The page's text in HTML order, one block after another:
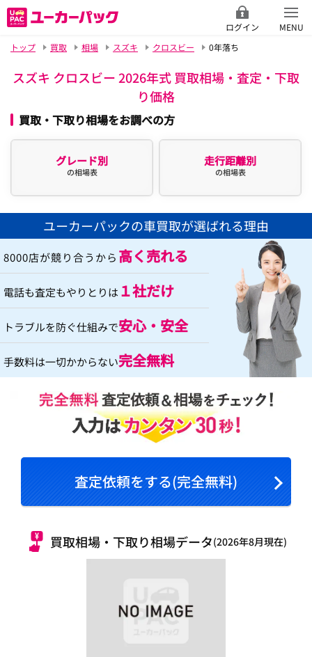
ログイン
MENU
トップ
買取 相場 スズキ クロスビー 0年落ち
スズキ クロスビー 2026年式 買取相場・査定・下取
り価格
買取・下取り相場をお調べの方
グレード別
の相場表
走行距離別
の相場表
ユーカーパックの車買取が選ばれる理由
8000店が競り合うから 高く売れる
電話も査定もやりとりは １社だけ
トラブルを防ぐ仕組みで安心・安全
手数料は一切かからない完全無料
査定依頼をする(完全無料)
買取相場・下取り相場データ(2026年8月現在)